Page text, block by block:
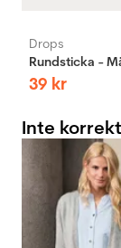
Drops
Rundsticka -
39 kr
Inte